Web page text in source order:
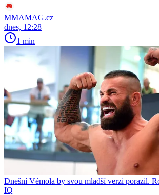
MMAMAG.cz
dnes, 12:28
1 min
Dnešní Vémola by svou mladší verzi porazil.
IQ